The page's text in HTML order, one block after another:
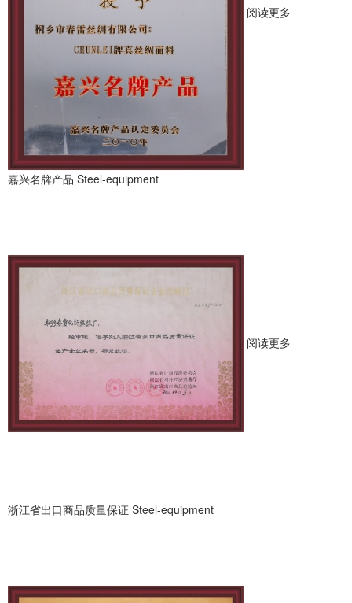
阅读更多
嘉兴名牌产品 Steel-equipment
阅读更多
浙江省出口商品质量保证 Steel-equipment